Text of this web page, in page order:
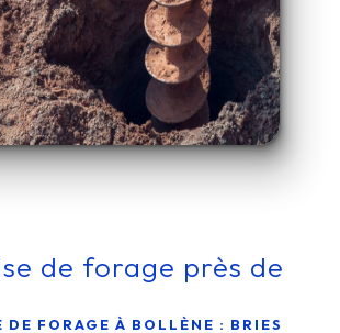
de forage près de
DE FORAGE À BOLLÈNE : BRIES